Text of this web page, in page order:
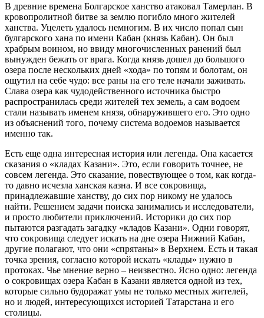
В древние времена Болгарское ханство атаковал Тамерлан. В
кровопролитной битве за землю погибло много жителей
ханства. Уцелеть удалось немногим. В их число попал сын
булгарского хана по имени Кабан (князь Кабан). Он был
храбрым воином, но ввиду многочисленных ранений был
вынужден бежать от врага. Когда князь дошел до большого
озера после нескольких дней «хода» по топям и болотам, он
ощутил на себе чудо: все раны на его теле начали заживать.
Слава озера как чудодейственного источника быстро
распространилась среди жителей тех земель, а сам водоем
стали называть именем князя, обнаружившего его. Это одно
из объяснений того, почему система водоемов называется
именно так.
Есть еще одна интересная история или легенда. Она касается
сказания о «кладах Казани». Это, если говорить точнее, не
совсем легенда. Это сказание, повествующее о том, как когда-
то давно исчезла ханская казна. И все сокровища,
принадлежавшие ханству, до сих пор никому не удалось
найти. Решением задачи поиска занимались и исследователи,
и просто любители приключений. Историки до сих пор
пытаются разгадать загадку «кладов Казани». Одни говорят,
что сокровища следует искать на дне озера Нижний Кабан,
другие полагают, что они «спрятаны» в Верхнем. Есть и такая
точка зрения, согласно которой искать «клады» нужно в
протоках. Чье мнение верно – неизвестно. Ясно одно: легенда
о сокровищах озера Кабан в Казани является одной из тех,
которые сильно будоражат умы не только местных жителей,
но и людей, интересующихся историей Татарстана и его
столицы.